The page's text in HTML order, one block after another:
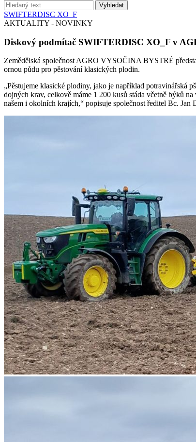
SWIFTERDISC XO_F
AKTUALITY - NOVINKY
Diskový podmítač SWIFTERDISC XO_F v
Zemědělská společnost AGRO VYSOČINA BYSTRÉ
ornou půdu pro pěstování klasických plodin.
„Pěstujeme klasické plodiny, jako je například potravinářská
dojných krav, celkově máme 1 200 kusů stáda včetně býků
našem i okolních krajích,“ popisuje společnost ředitel Bc. Jan